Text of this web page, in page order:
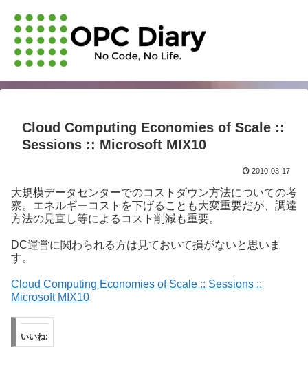
Cloud Computing Economies of Scale ::
Sessions :: Microsoft MIX10
2010-03-17
大規模データセンターでのコストダウン方法についての考
察。エネルギーコストを下げることも大変重要だが、調達
方法の見直し等によるコスト削減も重要。
DC運営に関わられる方は見ておいて損がないと思いま
す。
Cloud Computing Economies of Scale :: Sessions ::
Microsoft MIX10
いいね: